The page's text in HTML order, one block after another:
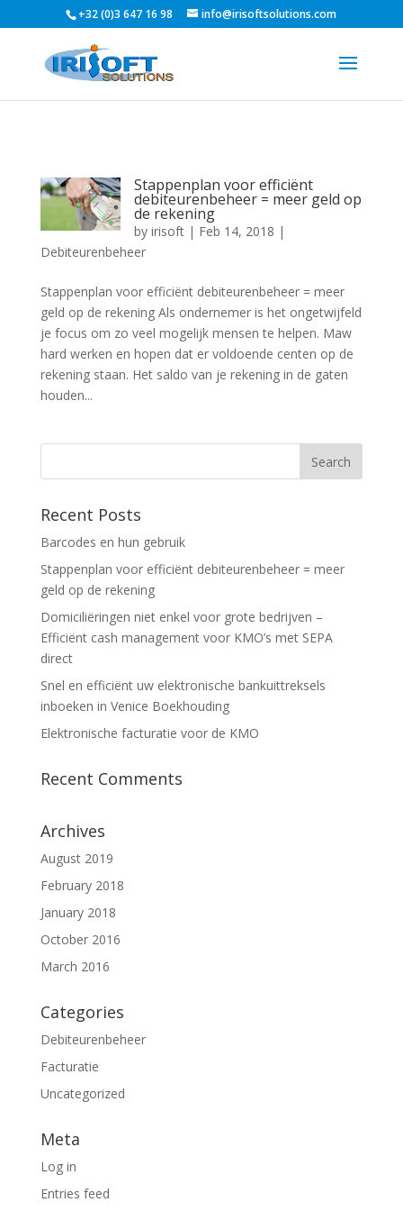
+32 (0)3 647 16 98 info@irisoftsolutions.com
Stappenplan voor efficiënt
debiteurenbeheer = meer geld op
de rekening
by irisoft| Feb 14, 2018 |
Debiteurenbeheer
Stappenplan voor efficiënt debiteurenbeheer = meer
geld op de rekening Als ondernemer is het ongetwijfeld
je focus om zo veel mogelijk mensen te helpen. Maw
hard werken en hopen dat er voldoende centen op de
rekening staan. Het saldo van je rekening in de gaten
houden...
Recent Posts
Barcodes en hun gebruik
Stappenplan voor efficiënt debiteurenbeheer = meer
geld op de rekening
Domiciliëringen niet enkel voor grote bedrijven –
Efficiënt cash management voor KMO’s met SEPA
direct
Snel en efficiënt uw elektronische bankuittreksels
inboeken in Venice Boekhouding
Elektronische facturatie voor de KMO
Recent Comments
Archives
August 2019
February 2018
January 2018
October 2016
March 2016
Categories
Debiteurenbeheer
Facturatie
Uncategorized
Meta
Log in
Entries feed